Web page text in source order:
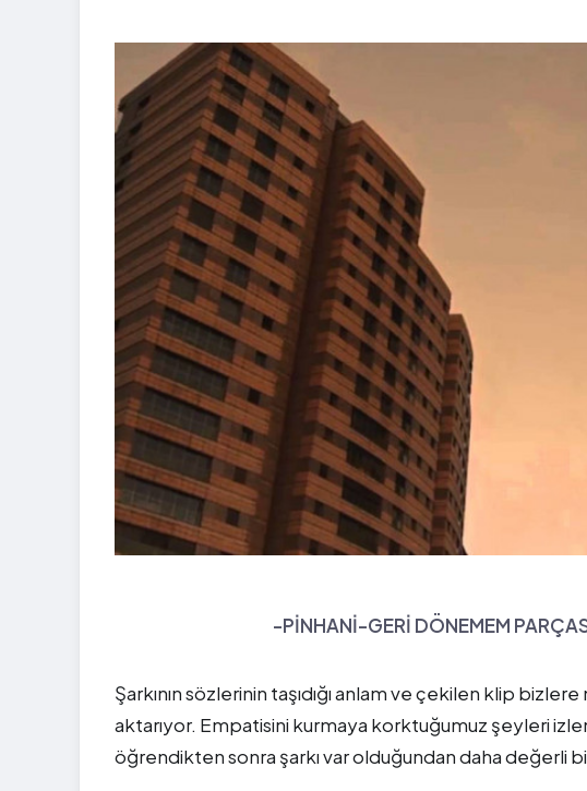
-PİNHANİ-GERİ DÖNEMEM
Şarkının sözlerinin taşıdığı anlam ve çekilen klip
aktarıyor. Empatisini kurmaya korktuğumuz şeyleri
öğrendikten sonra şarkı var olduğundan daha değerli